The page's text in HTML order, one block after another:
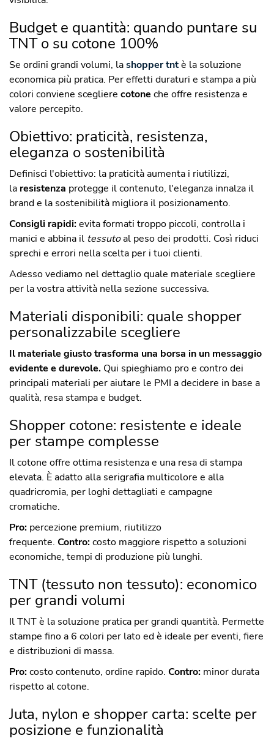
Budget e quantità: quando puntare su
TNT o su cotone 100%
Se ordini grandi volumi, lashopper tntè la soluzione
economica più pratica. Per effetti duraturi e stampa a più
colori conviene scegliere cotone che offre resistenza e
valore percepito.
Obiettivo: praticità, resistenza,
eleganza o sostenibilità
Definisci l'obiettivo: la praticità aumenta i riutilizzi,
la resistenza protegge il contenuto, l'eleganza innalza il
brand e la sostenibilità migliora il posizionamento.
Consigli rapidi:evita formati troppo piccoli, controlla i
manici e abbina il tessutoal peso dei prodotti. Così riduci
sprechi e errori nella scelta per i tuoi clienti.
Adesso vediamo nel dettaglio quale materiale scegliere
per la vostra attività nella sezione successiva.
Materiali disponibili: quale shopper
personalizzabile scegliere
Il materiale giusto trasforma una borsa in un messaggio
evidente e durevole. Qui spieghiamo pro e contro dei
principali materiali per aiutare le PMI a decidere in base a
qualità, resa stampa e budget.
Shopper cotone: resistente e ideale
per stampe complesse
Il cotone offre ottima resistenza e una resa di stampa
elevata. È adatto alla serigrafia multicolore e alla
quadricromia, per loghi dettagliati e campagne
cromatiche.
Pro: percezione premium, riutilizzo
frequente. Contro:costo maggiore rispetto a soluzioni
economiche, tempi di produzione più lunghi.
TNT (tessuto non tessuto): economico
per grandi volumi
Il TNT è la soluzione pratica per grandi quantità. Permette
stampe fino a 6 colori per lato ed è ideale per eventi, fiere
e distribuzioni di massa.
Pro:costo contenuto, ordine rapido. Contro: minor durata
rispetto al cotone.
Juta, nylon e shopper carta: scelte per
posizione e funzionalità